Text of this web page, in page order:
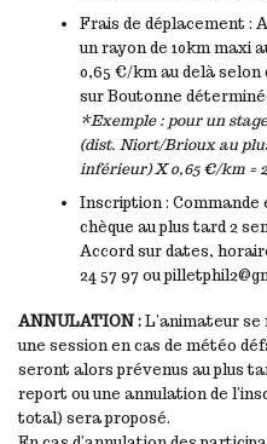
Frais de déplacement :
un rayon de 10km maxi
0,65 €/km au delà
sur Boutonne
*Exemple : pour un
(dist. Niort/Brioux au
inférieur) X 0,65 €/km =
Inscription :
chèque au plus tard 2
Accord sur dates,
24 57 97 ou
ANNULATION : L’animateur se
une session en cas de météo
seront alors prévenus au plus
report ou une annulation de
total) sera proposé.